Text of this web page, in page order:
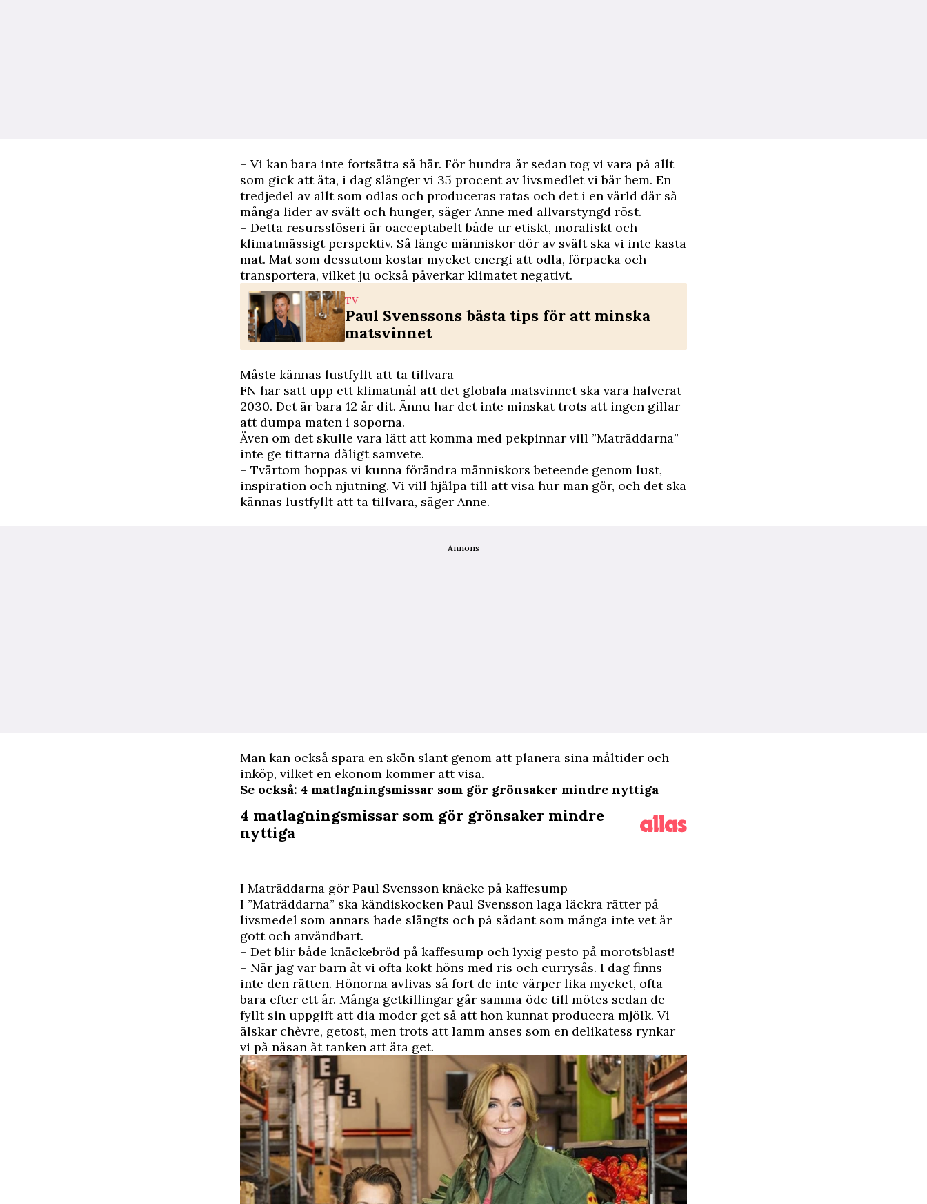
– Vi kan bara inte fortsätta så här. För hundra år sedan tog vi vara på allt
som gick att äta, i dag slänger vi 35 procent av livsmedlet vi bär hem. En
tredjedel av allt som odlas och produceras ratas och det i en värld där så
många lider av svält och hunger, säger Anne med allvarstyngd röst.
– Detta resursslöseri är oacceptabelt både ur etiskt, moraliskt och
klimatmässigt perspektiv. Så länge människor dör av svält ska vi inte kasta
mat. Mat som dessutom kostar mycket energi att odla, förpacka och
transportera, vilket ju också påverkar klimatet negativt.
TV
Paul Svenssons bästa tips för att minska
matsvinnet
Måste kännas lustfyllt att ta tillvara
FN har satt upp ett klimatmål att det globala matsvinnet ska vara halverat
2030. Det är bara 12 år dit. Ännu har det inte minskat trots att ingen gillar
att dumpa maten i soporna.
Även om det skulle vara lätt att komma med pekpinnar vill ”Maträddarna”
inte ge tittarna dåligt samvete.
– Tvärtom hoppas vi kunna förändra människors beteende genom lust,
inspiration och njutning. Vi vill hjälpa till att visa hur man gör, och det ska
kännas lustfyllt att ta tillvara, säger Anne.
Annons
Man kan också spara en skön slant genom att planera sina måltider och
inköp, vilket en ekonom kommer att visa.
Se också: 4 matlagningsmissar som gör grönsaker mindre nyttiga
4 matlagningsmissar som gör grönsaker mindre
nyttiga
I Maträddarna gör Paul Svensson knäcke på kaffesump
I ”Maträddarna” ska kändiskocken Paul Svensson laga läckra rätter på
livsmedel som annars hade slängts och på sådant som många inte vet är
gott och användbart.
– Det blir både knäckebröd på kaffesump och lyxig pesto på morotsblast!
– När jag var barn åt vi ofta kokt höns med ris och currysås. I dag finns
inte den rätten. Hönorna avlivas så fort de inte värper lika mycket, ofta
bara efter ett år. Många getkillingar går samma öde till mötes sedan de
fyllt sin uppgift att dia moder get så att hon kunnat producera mjölk. Vi
älskar chèvre, getost, men trots att lamm anses som en delikatess rynkar
vi på näsan åt tanken att äta get.